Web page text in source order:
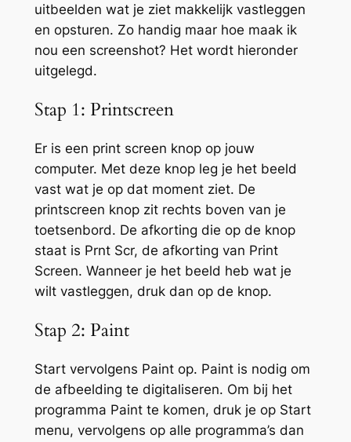
uitbeelden wat je ziet makkelijk vastleggen
en opsturen. Zo handig maar hoe maak ik
nou een screenshot? Het wordt hieronder
uitgelegd.
Stap 1: Printscreen
Er is een print screen knop op jouw
computer. Met deze knop leg je het beeld
vast wat je op dat moment ziet. De
printscreen knop zit rechts boven van je
toetsenbord. De afkorting die op de knop
staat is Prnt Scr, de afkorting van Print
Screen. Wanneer je het beeld heb wat je
wilt vastleggen, druk dan op de knop.
Stap 2: Paint
Start vervolgens Paint op. Paint is nodig om
de afbeelding te digitaliseren. Om bij het
programma Paint te komen, druk je op Start
menu, vervolgens op alle programma’s dan